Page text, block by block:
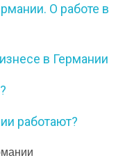
О работе в
в Германии
работают?